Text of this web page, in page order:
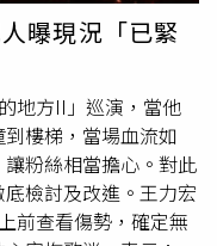
跤，因為戴的是硬式
了，都是外傷。」他也
自己爬起來，而且
烈掌聲與歡呼。王力
少歌迷直呼既心疼又
不住落淚；也有粉絲
這次意外是否影響後
外說明，王力宏的傷
曝現況「已緊
地方II」巡演，當他
樓梯，當場血流如
粉絲相當擔心。對此
檢討及改進。王力宏
前查看傷勢，確定無